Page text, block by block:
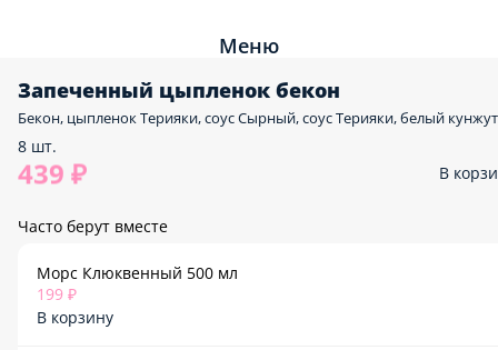
Меню
Запеченный цыпленок бекон
Бекон, цыпленок Терияки, соус Сырный, соус Терияки, белый кунжут
8 шт.
439 ₽ В
Часто берут вместе
Морс Клюквенный 500 мл
199 ₽
В корзину